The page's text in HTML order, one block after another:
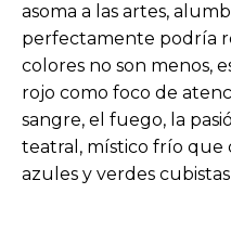
asoma a las artes,
perfectamente podría
colores no son menos,
rojo como foco de
sangre, el fuego, la
teatral, místico frío que
azules y verdes cubistas